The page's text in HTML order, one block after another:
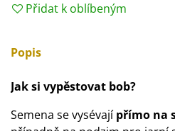
Přidat k oblíbeným
Popis
Jak si vypěstovat bob?
Semena se vysévajípřímo na